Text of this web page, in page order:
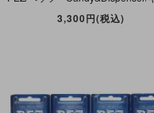
3,300円(税込)